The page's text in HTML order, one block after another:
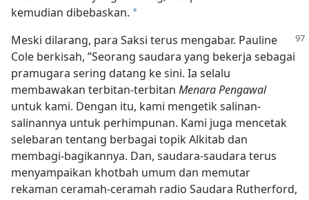
kemudian dibebaskan. *
Meski dilarang, para Saksi terus mengabar. Pauline
Cole berkisah, ”Seorang saudara yang bekerja sebagai
pramugara sering datang ke sini. Ia selalu
membawakan terbitan-terbitan Menara Pengawal
untuk kami. Dengan itu, kami mengetik salinan-
salinannya untuk perhimpunan. Kami juga mencetak
selebaran tentang berbagai topik Alkitab dan
membagi-bagikannya. Dan, saudara-saudara terus
menyampaikan khotbah umum dan memutar
rekaman ceramah-ceramah radio Saudara Rutherford,